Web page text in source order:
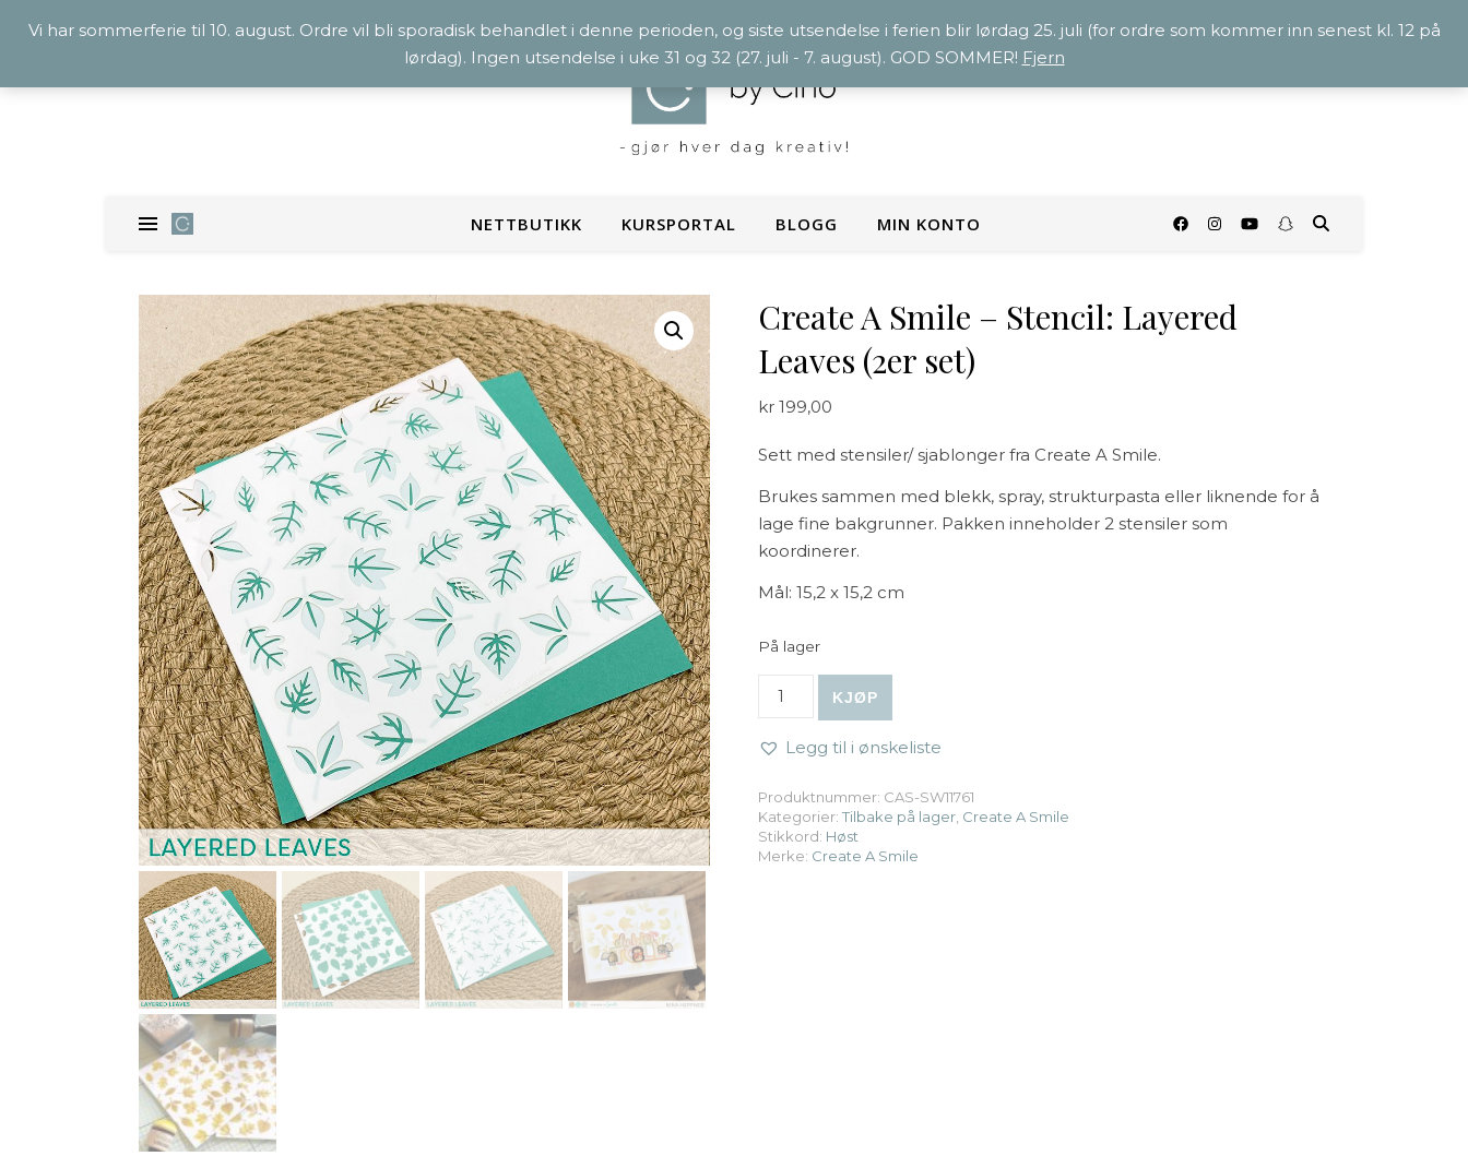
NETTBUTIKK KURSPORTAL BLOGG MIN KONTO
Create A Smile – Stencil: Layered
Leaves (2er set)
kr199,00
Sett med stensiler/ sjablonger fra Create A Smile.
Brukes sammen med blekk, spray, strukturpasta eller liknende for å
lage fine bakgrunner. Pakken inneholder 2 stensiler som
koordinerer.
Mål: 15,2 x 15,2 cm
På lager
KJØP
Legg til i ønskeliste
Produktnummer: CAS-SW11761
Kategorier: Tilbake på lager, Create A Smile
Stikkord: Høst
Merke: Create A Smile
Vi har sommerferie til 10. august. Ordre vil bli sporadisk behandlet i denne perioden, og siste utsendelse i ferien blir lørdag 25. juli (for ordre som kommer inn senest kl. 12 på
lørdag). Ingen utsendelse i uke 31 og 32 (27. juli - 7. august). GOD SOMMER! Fjern